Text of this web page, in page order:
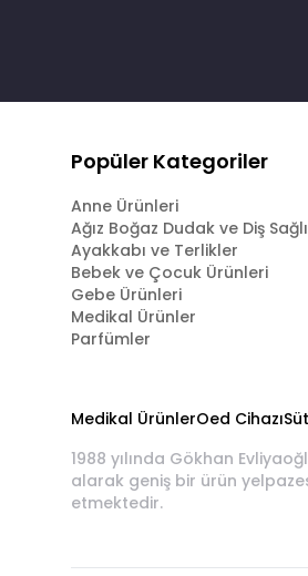
Popüler Kategoriler
Anne Ürünleri
Ağız Boğaz Dudak ve Diş
Ayakkabı ve Terlikler
Bebek ve Çocuk Ürünleri
Gebe Ürünleri
Medikal Ürünler
Parfümler
Medikal ÜrünlerOed Cihazı
1988 yılında Gökhan
alarak geniş bir ürün
etmektedir.